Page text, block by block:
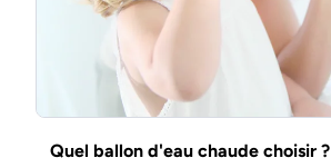
Quel ballon d'eau chaude choisir ?